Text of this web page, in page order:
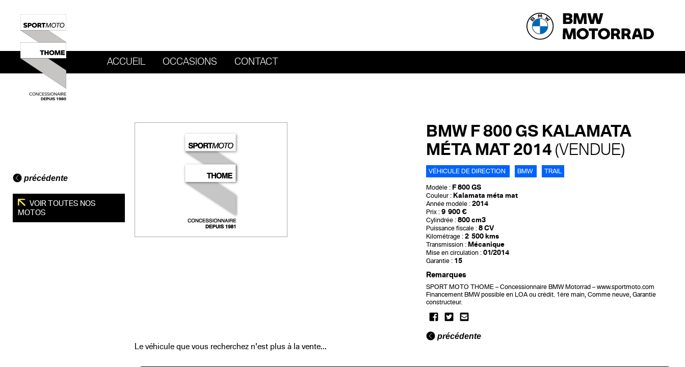
ACCUEIL OCCASIONS CONTACT
précédente
VOIR TOUTES NOS
MOTOS
BMW F 800 GS KALAMATA
MÉTA MAT 2014 (VENDUE)
VÉHICULE DE DIRECTION BMW TRAIL
Modèle : F 800 GS
Couleur : Kalamata méta mat
Année modèle : 2014
Prix : 9 900 €
Cylindrée : 800 cm3
Puissance fiscale : 8 CV
Kilométrage : 2 500 kms
Transmission : Mécanique
Mise en circulation : 01/2014
Garantie : 15
Remarques
SPORT MOTO THOME – Concessionnaire BMW Motorrad – www.sportmoto.com
Financement BMW possible en LOA ou crédit. 1ère main, Comme neuve, Garantie
constructeur.
précédente
Le véhicule que vous recherchez n'est plus à la vente...